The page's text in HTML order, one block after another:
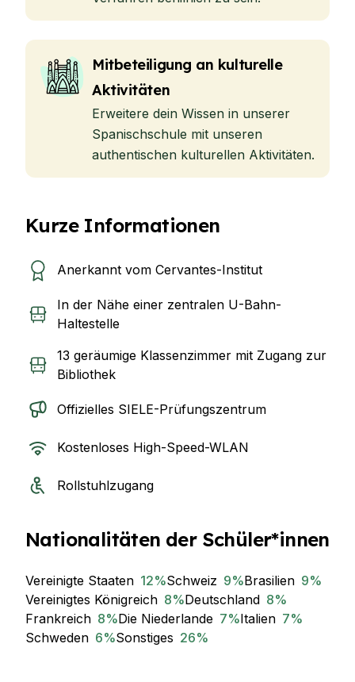
Mitbeteiligung an kulturelle
Aktivitäten
Erweitere dein Wissen in unserer
Spanischschule mit unseren
authentischen kulturellen Aktivitäten.
Kurze Informationen
Anerkannt vom Cervantes-Institut
In der Nähe einer zentralen U-Bahn-
Haltestelle
13 geräumige Klassenzimmer mit Zugang zur
Bibliothek
Offizielles SIELE-Prüfungszentrum
Kostenloses High-Speed-WLAN
Rollstuhlzugang
Nationalitäten der Schüler*innen
Vereinigte Staaten 12%Schweiz 9%Brasilien 9%
Vereinigtes Königreich 8%Deutschland 8%
Frankreich 8%Die Niederlande 7%Italien 7%
Schweden 6%Sonstiges 26%